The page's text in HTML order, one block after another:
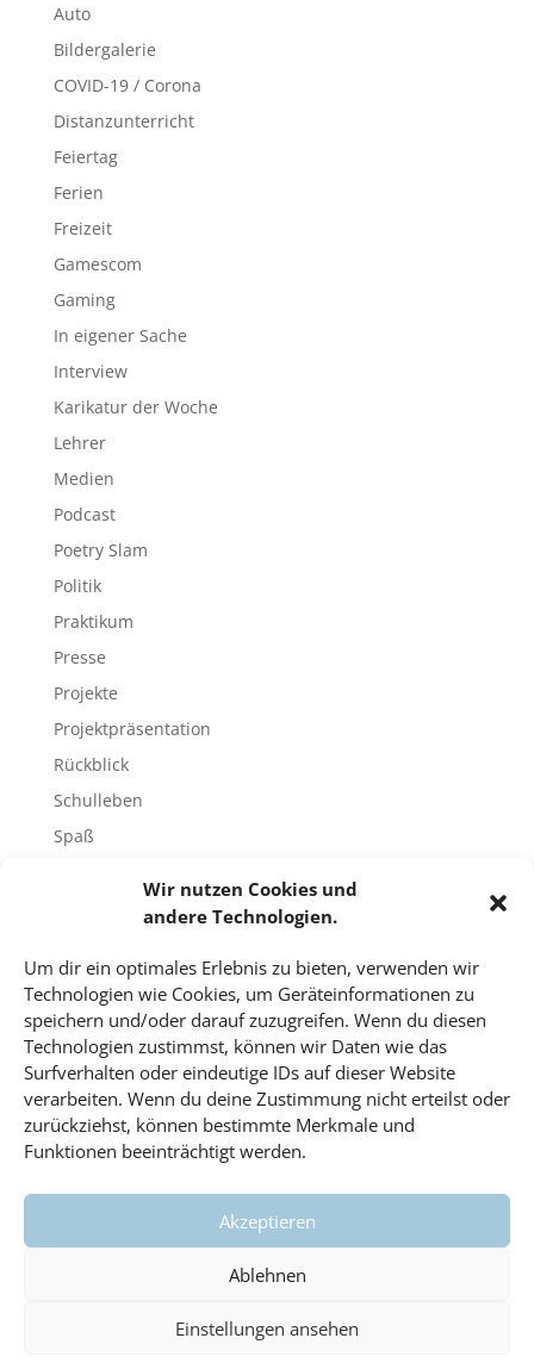
Wir nutzen Cookies und
andere Technologien.
Um dir ein optimales Erlebnis zu bieten, verwenden wir
Technologien wie Cookies, um Geräteinformationen zu
speichern und/oder darauf zuzugreifen. Wenn du diesen
Technologien zustimmst, können wir Daten wie das
Surfverhalten oder eindeutige IDs auf dieser Website
verarbeiten. Wenn du deine Zustimmung nicht erteilst oder
zurückziehst, können bestimmte Merkmale und
Funktionen beeinträchtigt werden.
Akzeptieren
Ablehnen
Einstellungen ansehen
Auto
Bildergalerie
COVID-19 / Corona
Distanzunterricht
Feiertag
Ferien
Freizeit
Gamescom
Gaming
In eigener Sache
Interview
Karikatur der Woche
Lehrer
Medien
Podcast
Poetry Slam
Politik
Praktikum
Presse
Projekte
Projektpräsentation
Rückblick
Schulleben
Spaß
Unbekannte Orte
Uncategorized
Unterricht
Video
Veranstaltungen
Vorträge
Wahlfach